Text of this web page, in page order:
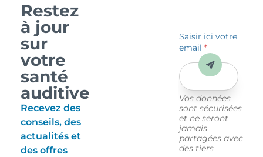
Restez
à jour
sur
votre
santé
auditive
Recevez des
conseils, des
actualités et
des offres
Saisir ici votre
email*
Vos données
sont sécurisées
et ne seront
jamais
partagées avec
des tiers
Envoyer